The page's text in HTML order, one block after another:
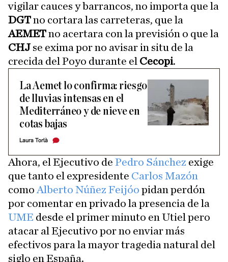
vigilar cauces y barrancos, no importa que la
DGTno cortara las carreteras, que la
AEMETno acertara con la previsión o que la
CHJ se exima por no avisar in situ de la
crecida del Poyo durante el Cecopi.
La Aemet lo confirma: riesgo
de lluvias intensas en el
Mediterráneo y de nieve en
cotas bajas
Laura Torlà
Ahora, el Ejecutivo de Pedro Sánchez exige
que tanto el expresidente Carlos Mazón
como Alberto Núñez Feijóo pidan perdón
por comentar en privado la presencia de la
UME desde el primer minuto en Utiel pero
atacar al Ejecutivo por no enviar más
efectivos para la mayor tragedia natural del
siglo en España.